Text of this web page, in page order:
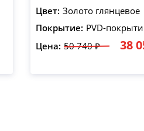
Цвет: Золото глянцевое
Покрытие: PVD-
Цена: 50 740 ₽ 38